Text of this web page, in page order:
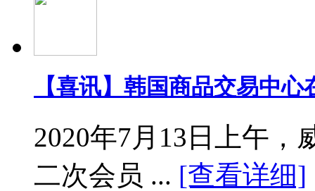
【喜讯】韩国商品交易中
2020年7月13日上午，
二次会员 ... [查看详细]